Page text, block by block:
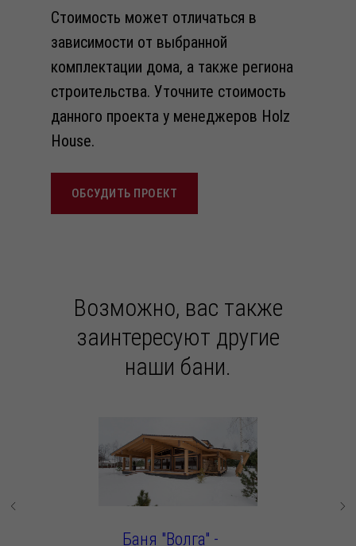
Стоимость может отличаться в
зависимости от выбранной
комплектации дома, а также региона
строительства. Уточните стоимость
данного проекта у менеджеров Holz
House.
ОБСУДИТЬ ПРОЕКТ
Возможно, вас также
заинтересуют другие
наши бани.
Баня "Волга" -